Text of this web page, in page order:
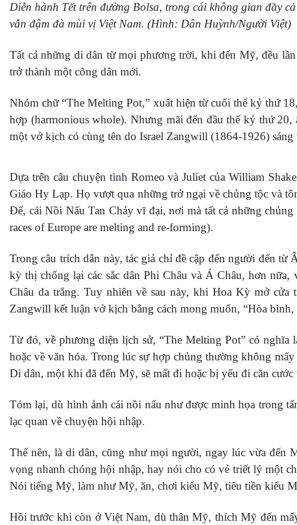
Diễn hành Tết trên đường Bolsa, trong cái không gian đầy
vẫn đậm đà mùi vị Việt Nam. (Hình: Dân Huỳnh/Người Việt)
Tất cả những di dân từ mọi phương trời, khi đến Mỹ, đều
trở thành một công dân mới.
Nhóm chữ “The Melting Pot,” xuất hiện từ cuối thế kỷ thứ
hợp (harmonious whole). Nhưng mãi đến đầu thế kỷ thứ
một vở kịch có cùng tên do Israel Zangwill (1864-1926)
Dựa trên câu chuyện tình Romeo và Juliet của William
Giáo Hy Lạp. Họ vượt qua những trở ngại về chủng tộc và
Đế, cái Nồi Nấu Tan Chảy vĩ đại, nơi mà tất cả những
races of Europe are melting and re-forming).
Trong câu trích dẫn này, tác giả chỉ đề cập đến người đến
kỳ thị chống lại các sắc dân Phi Châu và Á Châu, hơn
Châu da trắng. Tuy nhiên về sau này, khi Hoa Kỳ mở
Zangwill kết luận vở kịch bằng cách mong muốn, “Hòa bình,
Từ đó, về phương diện lịch sử, “The Melting Pot” có
hoặc về văn hóa. Trong lúc sự hợp chủng thường không
Di dân, một khi đã đến Mỹ, sẽ mất đi hoặc bị yếu đi căn
Tóm lại, dù hình ảnh cái nồi nấu như được minh họa trong
lạc quan về chuyện hội nhập.
Thế nên, là di dân, cũng như mọi người, ngay lúc vừa
vọng nhanh chóng hội nhập, hay nói cho có vẻ triết lý một
Nói tiếng Mỹ, làm như Mỹ, ăn, chơi kiểu Mỹ, tiêu tiền kiểu
Hồi trước khi còn ở Việt Nam, dù thân Mỹ, thích Mỹ đến